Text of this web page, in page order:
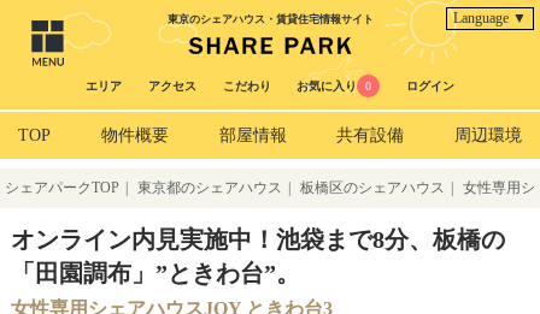
東京のシェアハウス・賃貸住宅情報サイト Language ▼
エリア アクセス こだわり お気に入り 0 ログイン
TOP 物件概要 部屋情報 共有設備 周辺環境
シェアパークTOP 東京都のシェアハウス 板橋区のシェアハウス 女性専用シ
ェアハウスJOY ときわ台3
オンライン内見実施中！池袋まで8分、板橋の
「田園調布」”ときわ台”。
女性専用シェアハウスJOY ときわ台3